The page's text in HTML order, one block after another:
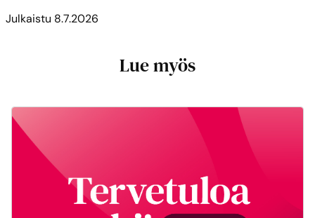
Julkaistu 8.7.2026
Lue myös